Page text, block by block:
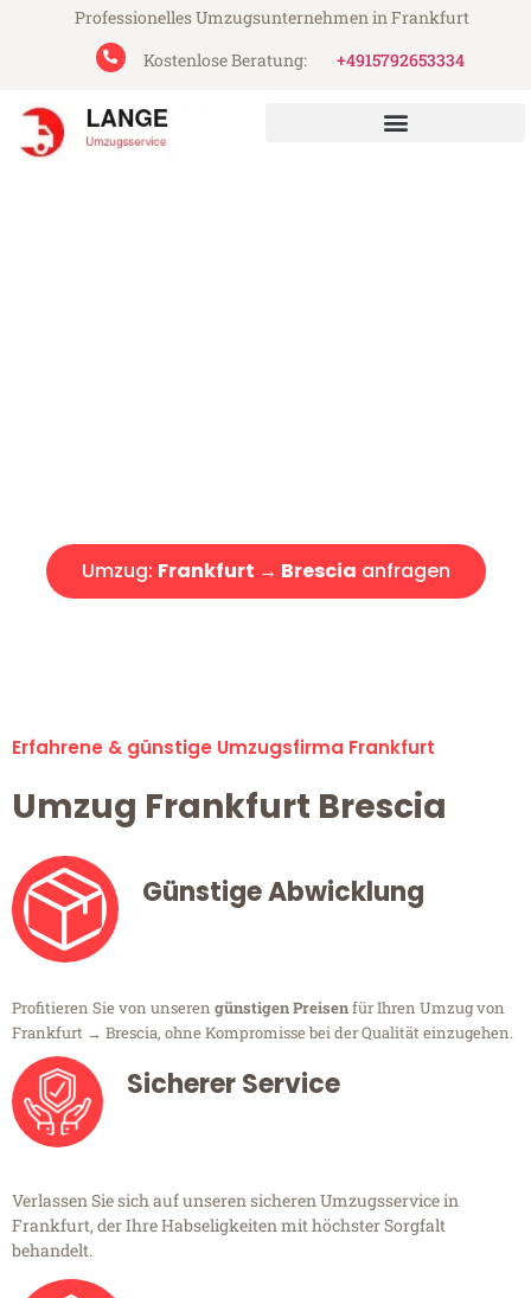
Professionelles Umzugsunternehmen in Frankfurt
Kostenlose Beratung:
+4915792653334
Umzug: Frankfurt → Brescia anfragen
Erfahrene & günstige Umzugsfirma Frankfurt
Umzug Frankfurt Brescia
Günstige Abwicklung
Profitieren Sie von unseren günstigen Preisenfür Ihren Umzug von
Frankfurt → Brescia, ohne Kompromisse bei der Qualität einzugehen.
Sicherer Service
Verlassen Sie sich auf unseren sicheren Umzugsservice in
Frankfurt, der Ihre Habseligkeiten mit höchster Sorgfalt
behandelt.